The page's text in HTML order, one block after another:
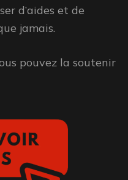
d’aides et de
jamais.
pouvez la soutenir